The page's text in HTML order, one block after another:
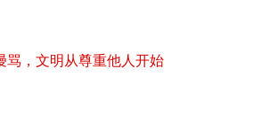
骂，文明从尊重他人开始